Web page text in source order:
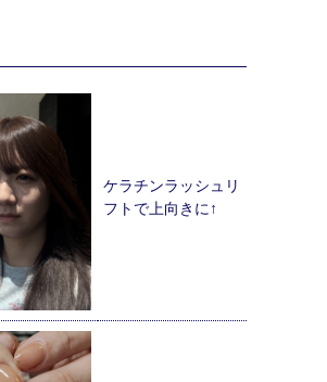
ケラチンラッシュリ
フトで上向きに↑